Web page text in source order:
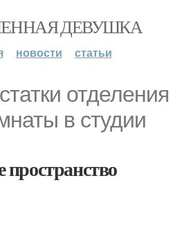
ДЕВУШКА
новости статьи
отделения
в студии